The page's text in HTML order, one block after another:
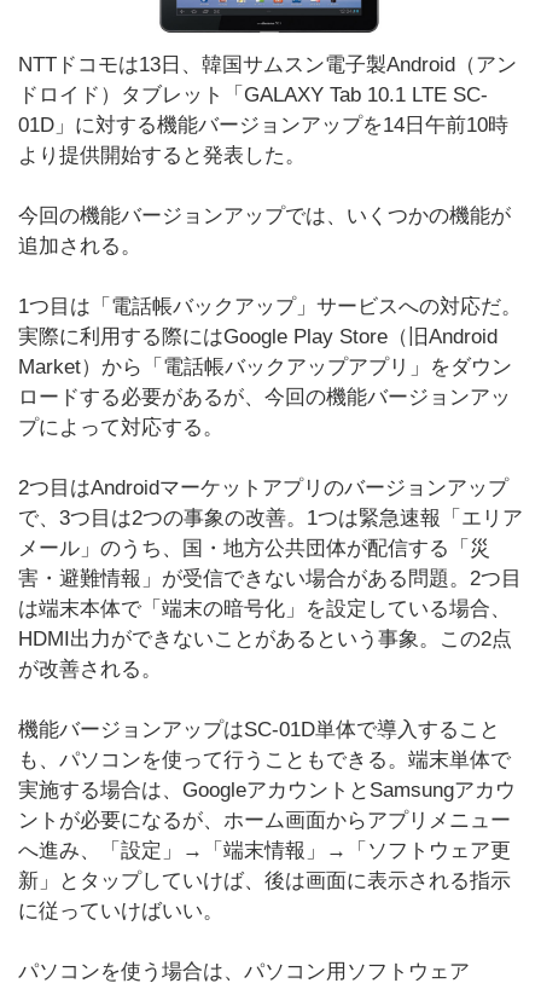
NTTドコモは13日、韓国サムスン電子製Android（アン
ドロイド）タブレット「GALAXY Tab 10.1 LTE SC-
01D」に対する機能バージョンアップを14日午前10時
より提供開始すると発表した。
今回の機能バージョンアップでは、いくつかの機能が
追加される。
1つ目は「電話帳バックアップ」サービスへの対応だ。
実際に利用する際にはGoogle Play Store（旧Android
Market）から「電話帳バックアップアプリ」をダウン
ロードする必要があるが、今回の機能バージョンアッ
プによって対応する。
2つ目はAndroidマーケットアプリのバージョンアップ
で、3つ目は2つの事象の改善。1つは緊急速報「エリア
メール」のうち、国・地方公共団体が配信する「災
害・避難情報」が受信できない場合がある問題。2つ目
は端末本体で「端末の暗号化」を設定している場合、
HDMI出力ができないことがあるという事象。この2点
が改善される。
機能バージョンアップはSC-01D単体で導入すること
も、パソコンを使って行うこともできる。端末単体で
実施する場合は、GoogleアカウントとSamsungアカウ
ントが必要になるが、ホーム画面からアプリメニュー
へ進み、「設定」→「端末情報」→「ソフトウェア更
新」とタップしていけば、後は画面に表示される指示
に従っていけばいい。
パソコンを使う場合は、パソコン用ソフトウェア